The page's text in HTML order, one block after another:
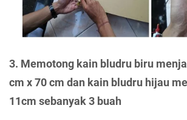
3. Memotong kain bludru biru
cm x 70 cm dan kain bludru hijau
11cm sebanyak 3 buah